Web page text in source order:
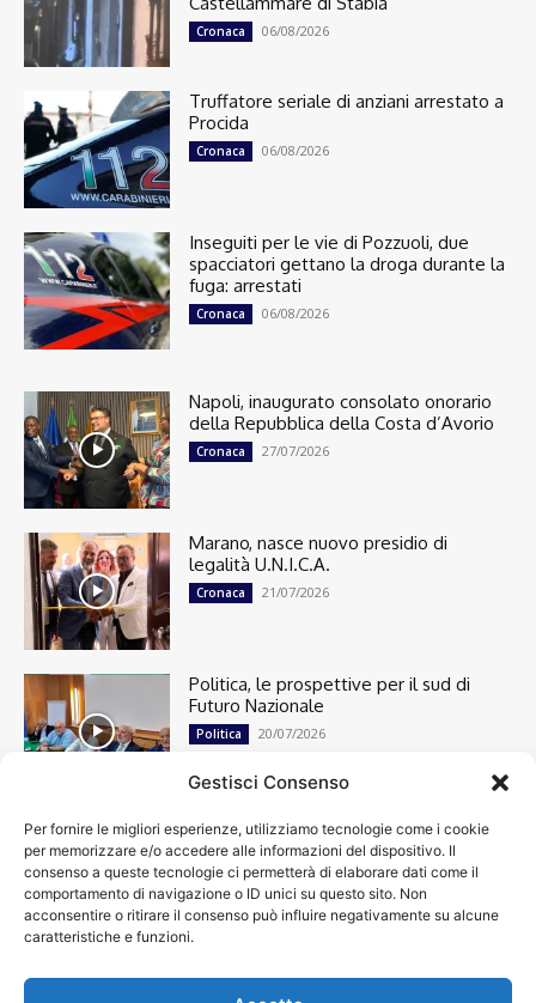
Gestisci Consenso
Per fornire le migliori esperienze, utilizziamo tecnologie come i cookie
per memorizzare e/o accedere alle informazioni del dispositivo. Il
consenso a queste tecnologie ci permetterà di elaborare dati come il
comportamento di navigazione o ID unici su questo sito. Non
acconsentire o ritirare il consenso può influire negativamente su alcune
caratteristiche e funzioni.
Cronaca 06/08/2026
Truffatore seriale di anziani arrestato a
Procida
Cronaca 06/08/2026
Inseguiti per le vie di Pozzuoli, due
spacciatori gettano la droga durante la
fuga: arrestati
Cronaca 06/08/2026
Napoli, inaugurato consolato onorario
della Repubblica della Costa d’Avorio
Cronaca 27/07/2026
Marano, nasce nuovo presidio di
legalità U.N.I.C.A.
Cronaca 21/07/2026
Politica, le prospettive per il sud di
Futuro Nazionale
Politica 20/07/2026
Cronaca
13487
Attualità
7297
top
News
4208
Cultura